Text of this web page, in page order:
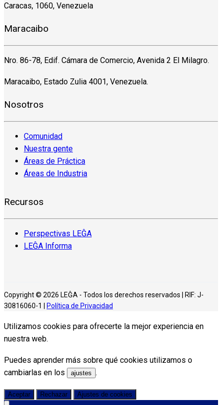
Caracas, 1060, Venezuela
Maracaibo
Nro. 86-78, Edif. Cámara de Comercio, Avenida 2 El Milagro.
Maracaibo, Estado Zulia 4001, Venezuela.
Nosotros
Comunidad
Nuestra gente
Áreas de Práctica
Áreas de Industria
Recursos
Perspectivas LEĜA
LEĜA Informa
Copyright © 2026 LEĜA - Todos los derechos reservados | RIF: J-
30816060-1 |
Política de Privacidad
Utilizamos cookies para ofrecerte la mejor experiencia en
nuestra web.
Puedes aprender más sobre qué cookies utilizamos o
cambiarlas en los
ajustes .
Aceptar Rechazar Ajustes de cookies